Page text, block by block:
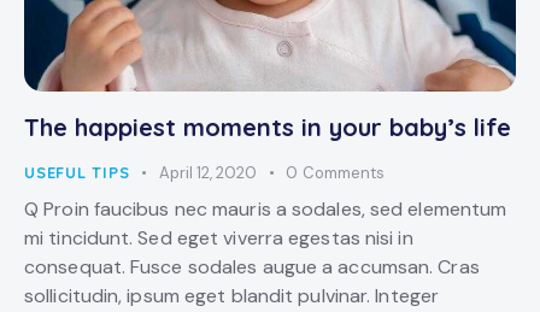
The happiest moments in your baby’s life
USEFUL TIPS April 12, 2020 0 Comments
Q Proin faucibus nec mauris a sodales, sed elementum
mi tincidunt. Sed eget viverra egestas nisi in
consequat. Fusce sodales augue a accumsan. Cras
sollicitudin, ipsum eget blandit pulvinar. Integer